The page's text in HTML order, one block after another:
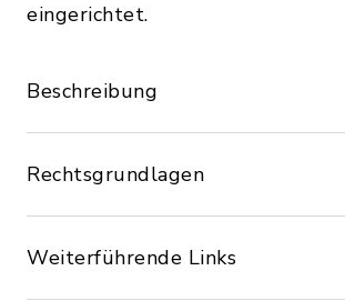
eingerichtet.
Beschreibung
Rechtsgrundlagen
Weiterführende Links